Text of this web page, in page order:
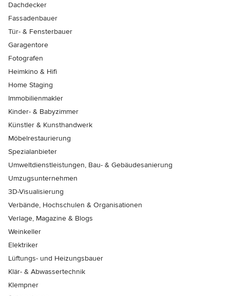
Dachdecker
Fassadenbauer
Tür- & Fensterbauer
Garagentore
Fotografen
Heimkino & Hifi
Home Staging
Immobilienmakler
Kinder- & Babyzimmer
Künstler & Kunsthandwerk
Möbelrestaurierung
Spezialanbieter
Umweltdienstleistungen, Bau- & Gebäudesanierung
Umzugsunternehmen
3D-Visualisierung
Verbände, Hochschulen & Organisationen
Verlage, Magazine & Blogs
Weinkeller
Elektriker
Lüftungs- und Heizungsbauer
Klär- & Abwassertechnik
Klempner